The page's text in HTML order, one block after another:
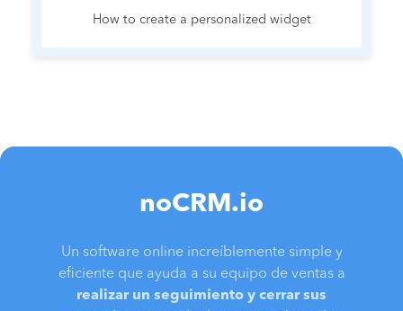
How to create a personalized widget
noCRM.io
Un software online increíblemente simple y
eficiente que ayuda a su equipo de ventas a
realizar un seguimiento y cerrar sus